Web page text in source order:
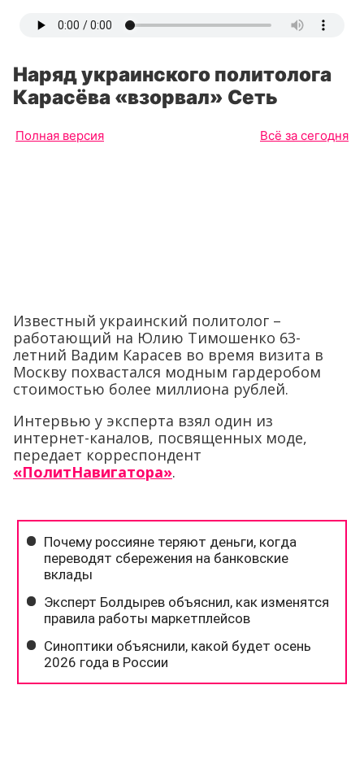
Наряд украинского политолога
Карасёва «взорвал» Сеть
Полная версия Всё за сегодня
Известный украинский политолог –
работающий на Юлию Тимошенко 63-
летний Вадим Карасев во время визита в
Москву похвастался модным гардеробом
стоимостью более миллиона рублей.
Интервью у эксперта взял один из
интернет-каналов, посвященных моде,
передает корреспондент
«ПолитНавигатора».